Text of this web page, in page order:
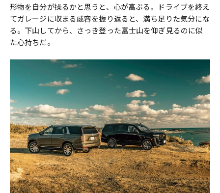
形物を自分が操るかと思うと、心が高ぶる。ドライブを終え
てガレージに収まる威容を振り返ると、満ち足りた気分にな
る。下山してから、さっき登った富士山を仰ぎ見るのに似
た心持ちだ。